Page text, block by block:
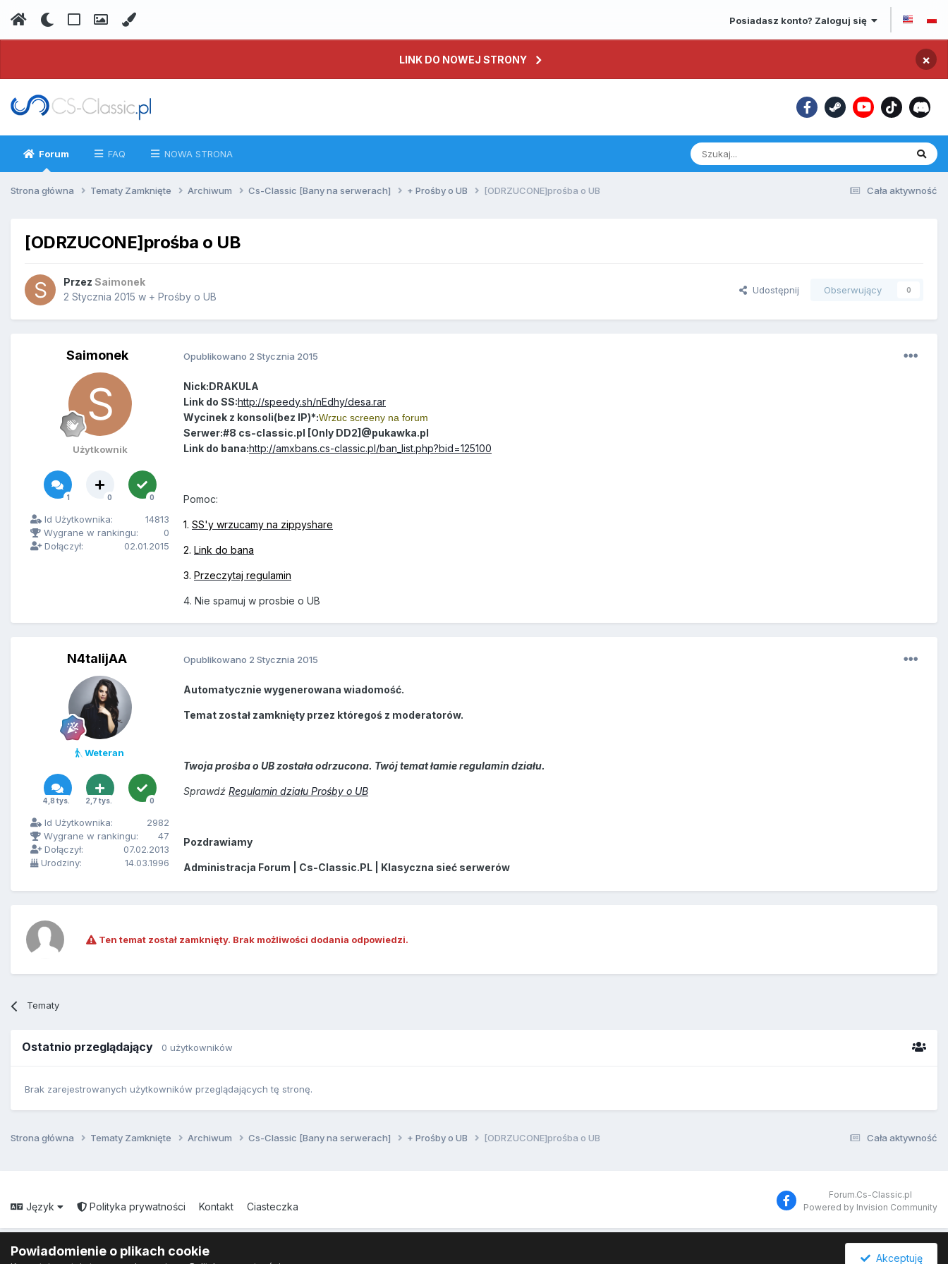
Posiadasz konto? Zaloguj się
LINK DO NOWEJ STRONY ×
Forum FAQ NOWA STRONA
Cała aktywność
Strona główna Tematy Zamknięte Archiwum Cs-Classic [Bany na serwerach] + Prośby o UB [ODRZUCONE]prośba o UB
[ODRZUCONE]prośba o UB
Przez Saimonek
2 Stycznia 2015 w + Prośby o UB
Udostępnij Obserwujący 0
Saimonek
Użytkownik
1 0 0
Id Użytkownika:
14813
Wygrane w rankingu:
0
Dołączył:
02.01.2015
Opublikowano 2 Stycznia 2015
Nick:DRAKULA
Link do SS:http://speedy.sh/nEdhy/desa.rar
Wycinek z konsoli(bez IP)*:Wrzuc screeny na forum
Serwer:#8 cs-classic.pl [Only DD2]@pukawka.pl
Link do bana:http://amxbans.cs-classic.pl/ban_list.php?bid=125100
Pomoc:
1. SS'y wrzucamy na zippyshare
2. Link do bana
3. Przeczytaj regulamin
4. Nie spamuj w prosbie o UB
N4talijAA
Weteran
4,8 tys. 2,7 tys. 0
Id Użytkownika:
2982
Wygrane w rankingu:
47
Dołączył:
07.02.2013
Urodziny:
14.03.1996
Opublikowano 2 Stycznia 2015
Automatycznie wygenerowana wiadomość.
Temat został zamknięty przez któregoś z moderatorów.
Twoja prośba o UB została odrzucona. Twój temat łamie regulamin działu.
Sprawdź Regulamin działu Prośby o UB
Pozdrawiamy
Administracja Forum | Cs-Classic.PL | Klasyczna sieć serwerów
Ten temat został zamknięty. Brak możliwości dodania odpowiedzi.
Tematy
Ostatnio przeglądający 0 użytkowników
Brak zarejestrowanych użytkowników przeglądających tę stronę.
Cała aktywność
Strona główna Tematy Zamknięte Archiwum Cs-Classic [Bany na serwerach] + Prośby o UB [ODRZUCONE]prośba o UB
Język Polityka prywatności Kontakt Ciasteczka
Forum.Cs-Classic.pl
Powered by Invision Community
Powiadomienie o plikach cookie Akceptuję